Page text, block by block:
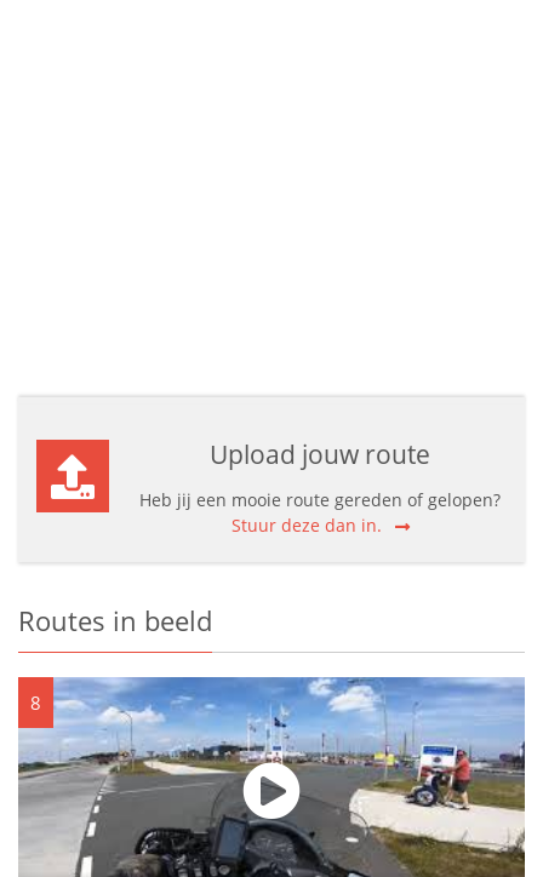
Upload jouw route
Heb jij een mooie route gereden of gelopen?
Stuur deze dan in.
Routes in beeld
8